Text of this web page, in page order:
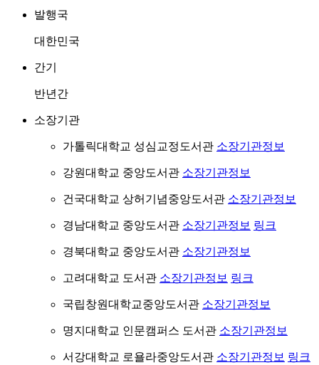
발행국
대한민국
간기
반년간
소장기관
가톨릭대학교 성심교정도서관 소장기관정보
강원대학교 중앙도서관 소장기관정보
건국대학교 상허기념중앙도서관 소장기관정보
경남대학교 중앙도서관 소장기관정보 링크
경북대학교 중앙도서관 소장기관정보
고려대학교 도서관 소장기관정보 링크
국립창원대학교중앙도서관 소장기관정보
명지대학교 인문캠퍼스 도서관 소장기관정보
서강대학교 로욜라중앙도서관 소장기관정보 링크